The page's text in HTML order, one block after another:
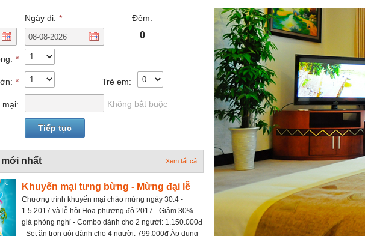
Ngày đi: * Đêm:
0
*
* Trẻ em:
mại: Không bắt buộc
mới nhất Xem tất cả
Khuyến mại tưng bừng - Mừng đại lễ
Chương trình khuyến mại chào mừng ngày 30.4 -
1.5.2017 và lễ hội Hoa phượng đỏ 2017 - Giảm 30%
giá phòng nghỉ - Combo dành cho 2 người: 1.150.000đ
- Set ăn trọn gói dành cho 4 người: 799.000đ Áp dụng